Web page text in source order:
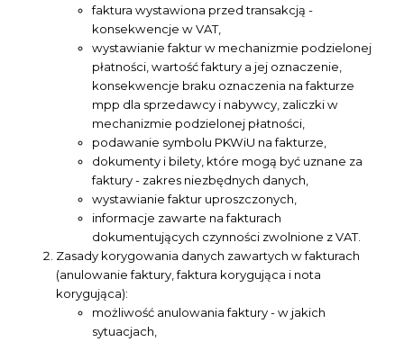
faktura wystawiona przed transakcją -
konsekwencje w VAT,
wystawianie faktur w mechanizmie podzielonej
płatności, wartość faktury a jej oznaczenie,
konsekwencje braku oznaczenia na fakturze
mpp dla sprzedawcy i nabywcy, zaliczki w
mechanizmie podzielonej płatności,
podawanie symbolu PKWiU na fakturze,
dokumenty i bilety, które mogą być uznane za
faktury - zakres niezbędnych danych,
wystawianie faktur uproszczonych,
informacje zawarte na fakturach
dokumentujących czynności zwolnione z VAT.
Zasady korygowania danych zawartych w fakturach
(anulowanie faktury, faktura korygująca i nota
korygująca):
możliwość anulowania faktury - w jakich
sytuacjach,